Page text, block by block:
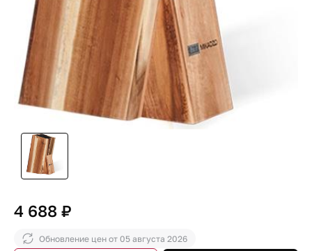
4 688 ₽
Обновление цен от 05 августа 2026